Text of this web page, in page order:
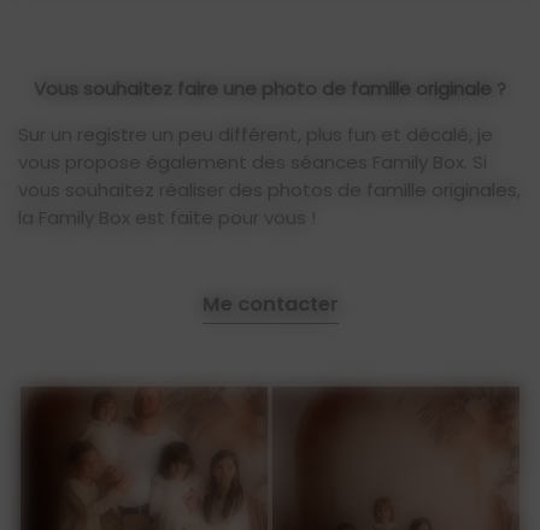
Vous souhaitez faire une photo de famille originale ?
Sur un registre un peu différent, plus fun et décalé, je
vous propose également des séances Family Box. Si
vous souhaitez réaliser des photos de famille originales,
Me contacter